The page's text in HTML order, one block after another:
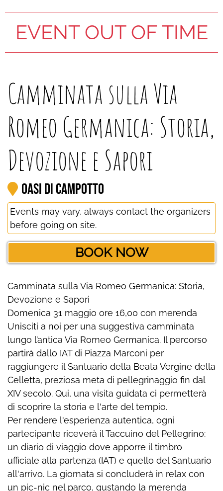
EVENT OUT OF TIME
Camminata sulla Via
Romeo Germanica: Storia,
Devozione e Sapori
Oasi di Campotto
Events may vary, always contact the organizers
before going on site.
BOOK NOW
Camminata sulla Via Romeo Germanica: Storia,
Devozione e Sapori
Domenica 31 maggio ore 16,00 con merenda
Unisciti a noi per una suggestiva camminata
lungo l’antica Via Romeo Germanica. Il percorso
partirà dallo IAT di Piazza Marconi per
raggiungere il Santuario della Beata Vergine della
Celletta, preziosa meta di pellegrinaggio fin dal
XIV secolo. Qui, una visita guidata ci permetterà
di scoprire la storia e l'arte del tempio.
Per rendere l'esperienza autentica, ogni
partecipante riceverà il Taccuino del Pellegrino:
un diario di viaggio dove apporre il timbro
ufficiale alla partenza (IAT) e quello del Santuario
all'arrivo. La giornata si concluderà in relax con
un pic-nic nel parco, gustando la merenda